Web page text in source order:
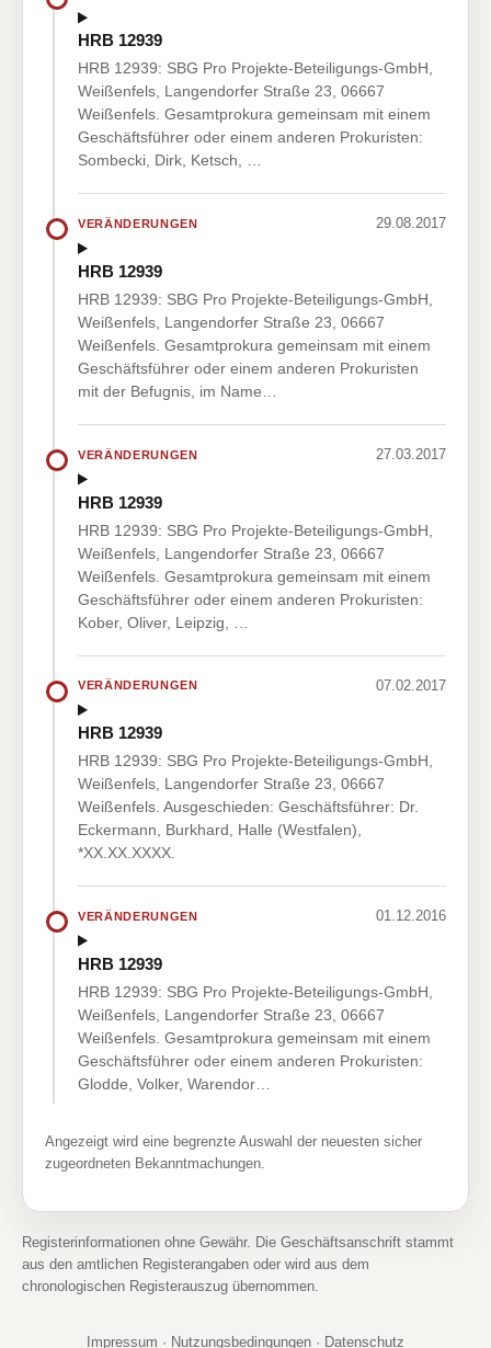
HRB 12939
HRB 12939: SBG Pro Projekte-Beteiligungs-GmbH,
Weißenfels, Langendorfer Straße 23, 06667
Weißenfels. Gesamtprokura gemeinsam mit einem
Geschäftsführer oder einem anderen Prokuristen:
Sombecki, Dirk, Ketsch, …
VERÄNDERUNGEN 29.08.2017
HRB 12939
HRB 12939: SBG Pro Projekte-Beteiligungs-GmbH,
Weißenfels, Langendorfer Straße 23, 06667
Weißenfels. Gesamtprokura gemeinsam mit einem
Geschäftsführer oder einem anderen Prokuristen
mit der Befugnis, im Name…
VERÄNDERUNGEN 27.03.2017
HRB 12939
HRB 12939: SBG Pro Projekte-Beteiligungs-GmbH,
Weißenfels, Langendorfer Straße 23, 06667
Weißenfels. Gesamtprokura gemeinsam mit einem
Geschäftsführer oder einem anderen Prokuristen:
Kober, Oliver, Leipzig, …
VERÄNDERUNGEN 07.02.2017
HRB 12939
HRB 12939: SBG Pro Projekte-Beteiligungs-GmbH,
Weißenfels, Langendorfer Straße 23, 06667
Weißenfels. Ausgeschieden: Geschäftsführer: Dr.
Eckermann, Burkhard, Halle (Westfalen),
*XX.XX.XXXX.
VERÄNDERUNGEN 01.12.2016
HRB 12939
HRB 12939: SBG Pro Projekte-Beteiligungs-GmbH,
Weißenfels, Langendorfer Straße 23, 06667
Weißenfels. Gesamtprokura gemeinsam mit einem
Geschäftsführer oder einem anderen Prokuristen:
Glodde, Volker, Warendor…
Angezeigt wird eine begrenzte Auswahl der neuesten sicher
zugeordneten Bekanntmachungen.
Registerinformationen ohne Gewähr. Die Geschäftsanschrift stammt
aus den amtlichen Registerangaben oder wird aus dem
chronologischen Registerauszug übernommen.
Impressum · Nutzungsbedingungen · Datenschutz